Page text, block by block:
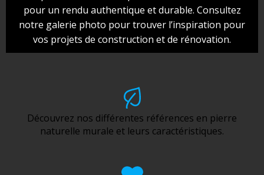
pour un rendu authentique et durable. Consultez
notre galerie photo pour trouver l’inspiration pour
vos projets de construction et de rénovation.
Découvrez nos différentes références en pierre
naturelle murale et leurs caractéristiques.